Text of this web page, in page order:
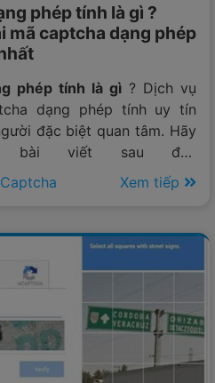
phép tính là gì ?
mã captcha dạng phép
phép tính là gì ? Dịch vụ
dạng phép tính uy tín
đặc biệt quan tâm. Hãy
bài viết sau đây
để có thông tin cho
Xem tiếp